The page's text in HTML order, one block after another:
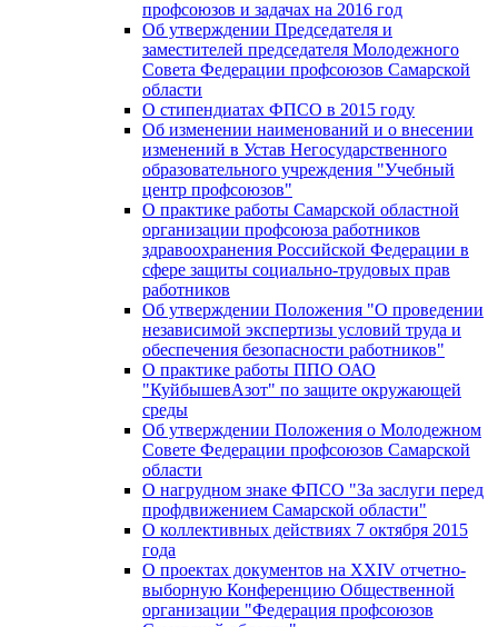
профсоюзов и задачах на 2016 год
Об утверждении Председателя и
заместителей председателя Молодежного
Совета Федерации профсоюзов Самарской
области
О стипендиатах ФПСО в 2015 году
Об изменении наименований и о внесении
изменений в Устав Негосударственного
образовательного учреждения "Учебный
центр профсоюзов"
О практике работы Самарской областной
организации профсоюза работников
здравоохранения Российской Федерации в
сфере защиты социально-трудовых прав
работников
Об утверждении Положения "О проведении
независимой экспертизы условий труда и
обеспечения безопасности работников"
О практике работы ППО ОАО
"КуйбышевАзот" по защите окружающей
среды
Об утверждении Положения о Молодежном
Совете Федерации профсоюзов Самарской
области
О нагрудном знаке ФПСО "За заслуги перед
профдвижением Самарской области"
О коллективных действиях 7 октября 2015
года
О проектах документов на XXIV отчетно-
выборную Конференцию Общественной
организации "Федерация профсоюзов